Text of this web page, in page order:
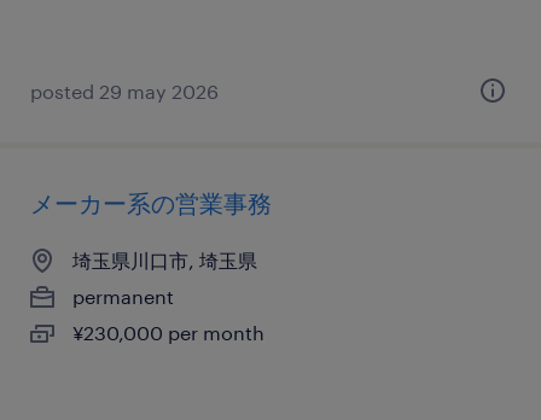
posted 29 may 2026
メーカー系の営業事務
埼玉県川口市, 埼玉県
permanent
¥230,000 per month